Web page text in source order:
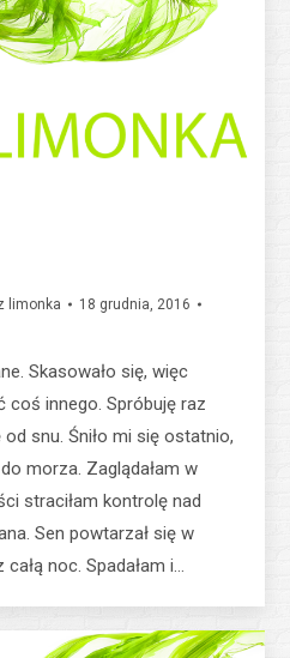
limonka
18 grudnia, 2016
Skasowało się, więc
coś innego. Spróbuję raz
snu. Śniło mi się ostatnio,
morza. Zaglądałam w
straciłam kontrolę nad
Sen powtarzał się w
noc. Spadałam i…